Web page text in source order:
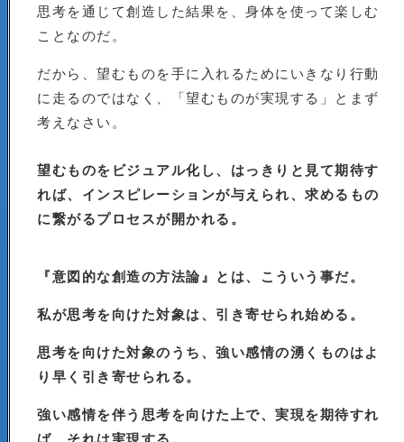
思考を通じて創造した結果を、身体を使って楽しむ
ことなのだ。
だから、望むものを手に入れるためにいきなり行動
に走るのではなく、「望むものが実現する」とまず
考えなさい。
望むものをビジュアル化し、はっきりと見て期待す
れば、インスピレーションが与えられ、求めるもの
に繋がるプロセスが開かれる。
『意図的な創造の方法論』とは、こういう事だ。
私が思考を向けた対象は、引き寄せられ始める。
思考を向けた対象のうち、強い感情の湧くものはよ
り早く引き寄せられる。
強い感情を伴う思考を向けた上で、実現を期待すれ